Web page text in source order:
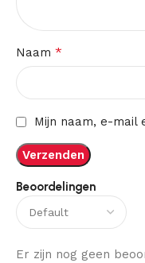
Beoordelingen
Er zijn nog geen
Naam *
Mijn naam, e-